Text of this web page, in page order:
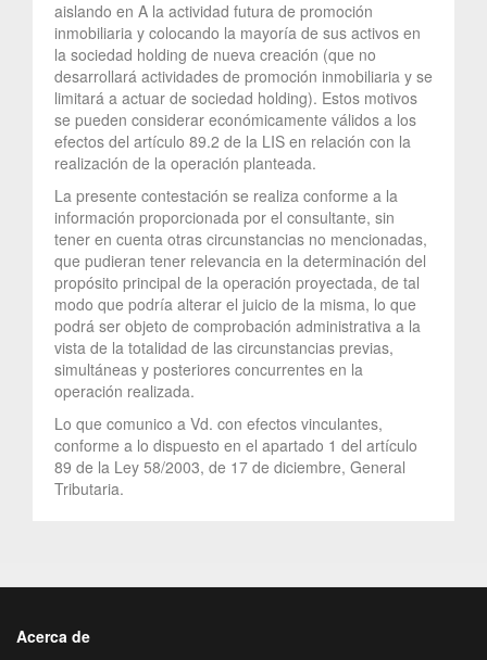
aislando en A la actividad futura de promoción
inmobiliaria y colocando la mayoría de sus activos en
la sociedad holding de nueva creación (que no
desarrollará actividades de promoción inmobiliaria y se
limitará a actuar de sociedad holding). Estos motivos
se pueden considerar económicamente válidos a los
efectos del artículo 89.2 de la LIS en relación con la
realización de la operación planteada.
La presente contestación se realiza conforme a la
información proporcionada por el consultante, sin
tener en cuenta otras circunstancias no mencionadas,
que pudieran tener relevancia en la determinación del
propósito principal de la operación proyectada, de tal
modo que podría alterar el juicio de la misma, lo que
podrá ser objeto de comprobación administrativa a la
vista de la totalidad de las circunstancias previas,
simultáneas y posteriores concurrentes en la
operación realizada.
Lo que comunico a Vd. con efectos vinculantes,
conforme a lo dispuesto en el apartado 1 del artículo
89 de la Ley 58/2003, de 17 de diciembre, General
Tributaria.
Acerca de